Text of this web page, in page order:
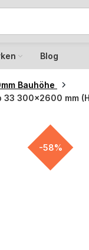
Blog
Bauhöhe
33 300×2600 mm
-58%